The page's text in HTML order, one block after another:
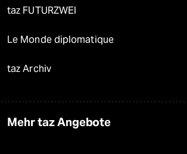
taz FUTURZWEI
Le Monde diplomatique
taz Archiv
Mehr taz Angebote